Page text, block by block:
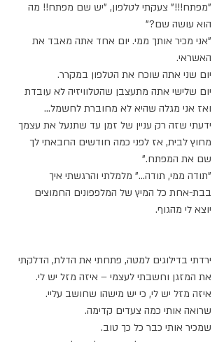
"מפתח!!!" צעקתי לטלפון, "יש שם מפתח!! מה
הוא עושה שם?"
"אני מכיר אותך ממי. יום אחד אתה מאבד את
האשראי.
יום שני אתה שוכח את הטלפון במקרר.
יום שלישי אתה מתעצבן שהטלוויזיה לא עובדת
ואז אני מגלה שהיא לא מחוברת לחשמל...
ידעתי שזה רק עניין של זמן עד שתנעל את עצמך
מחוץ לבית, אז לפני כמה חודשים החבאתי לך
שם את המפתח."
"תודה ממי, תודה..." מלמלתי והרגשתי איך
בבת-אחת כל המיץ של המלפפונים החמוצים
יוצא לי מהגוף.
ירדתי בדילוגים למטה, פתחתי את הדלת, הדלקתי
את המזגן וחשבתי לעצמי – איזה מזל יש לי.
איזה מזל יש לי, כי יש מישהו שחושב עליי.
שרואה אותי כמה צעדים קדימה.
שמכיר אותי כבר כל כך טוב.